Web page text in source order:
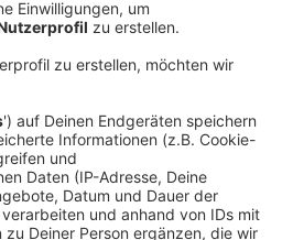
dass sich Bodzek
hat. Über die
der Verein keine Angaben
in Sachen Sport gibt es
zu Hause gegen die
14 Uhr geht's los - wir
live.